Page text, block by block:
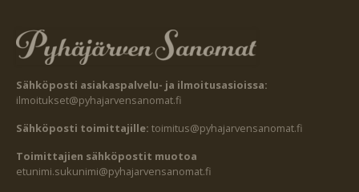
Sähköposti asiakaspalvelu- ja ilmoitusasioissa:
ilmoitukset@pyhajarvensanomat.fi
Sähköposti toimittajille: toimitus@pyhajarvensanomat.fi
Toimittajien sähköpostit muotoa
etunimi.sukunimi@pyhajarvensanomat.fi